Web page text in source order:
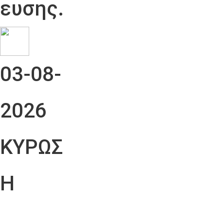
ευσης.
03-08-
2026
ΚΥΡΩΣ
Η